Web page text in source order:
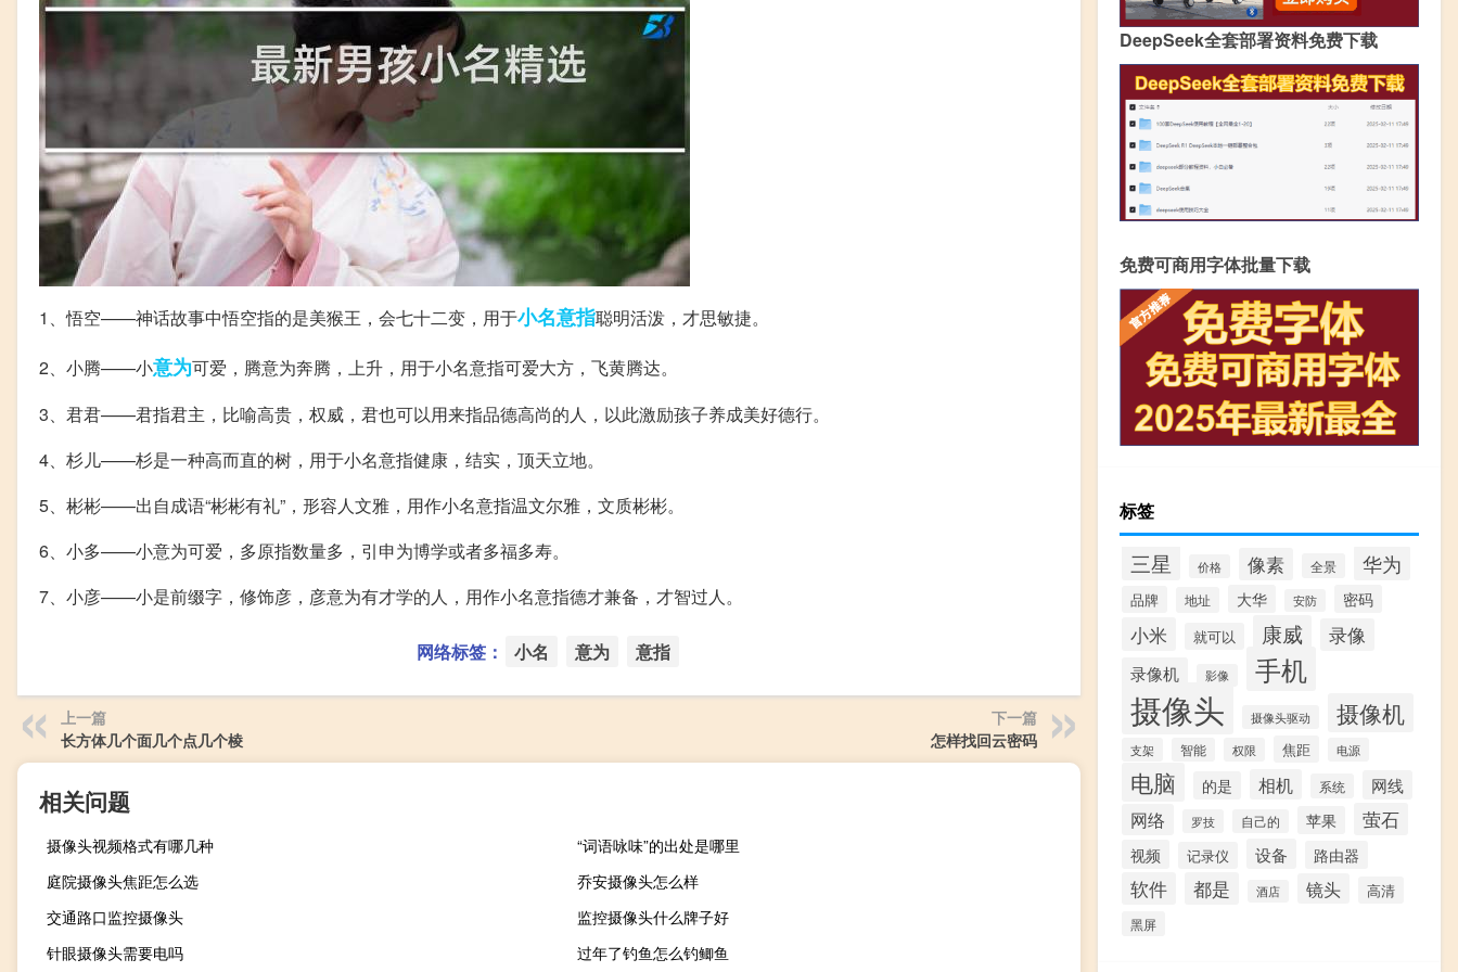
1、悟空——神话故事中悟空指的是美猴王，会七十二变，用于小名意指聪明活泼，才思敏捷。
2、小腾——小意为可爱，腾意为奔腾，上升，用于小名意指可爱大方，飞黄腾达。
3、君君——君指君主，比喻高贵，权威，君也可以用来指品德高尚的人，以此激励孩子养成美好德行。
4、杉儿——杉是一种高而直的树，用于小名意指健康，结实，顶天立地。
5、彬彬——出自成语“彬彬有礼”，形容人文雅，用作小名意指温文尔雅，文质彬彬。
6、小多——小意为可爱，多原指数量多，引申为博学或者多福多寿。
7、小彦——小是前缀字，修饰彦，彦意为有才学的人，用作小名意指德才兼备，才智过人。
网络标签： 小名 意为 意指
上一篇
长方体几个面几个点几个棱
下一篇
怎样找回云密码
相关问题
摄像头视频格式有哪几种
“词语咏味”的出处是哪里
庭院摄像头焦距怎么选
乔安摄像头怎么样
交通路口监控摄像头
监控摄像头什么牌子好
针眼摄像头需要电吗
过年了钓鱼怎么钓鲫鱼
DeepSeek全套部署资料免费下载
免费可商用字体批量下载
标签
三星 价格 像素 全景 华为
品牌 地址 大华 安防 密码
小米 就可以 康威 录像
录像机 影像 手机
摄像头 摄像头驱动 摄像机
支架 智能 权限 焦距 电源
电脑 的是 相机 系统 网线
网络 罗技 自己的 苹果 萤石
视频 记录仪 设备 路由器
软件 都是 酒店 镜头 高清
黑屏